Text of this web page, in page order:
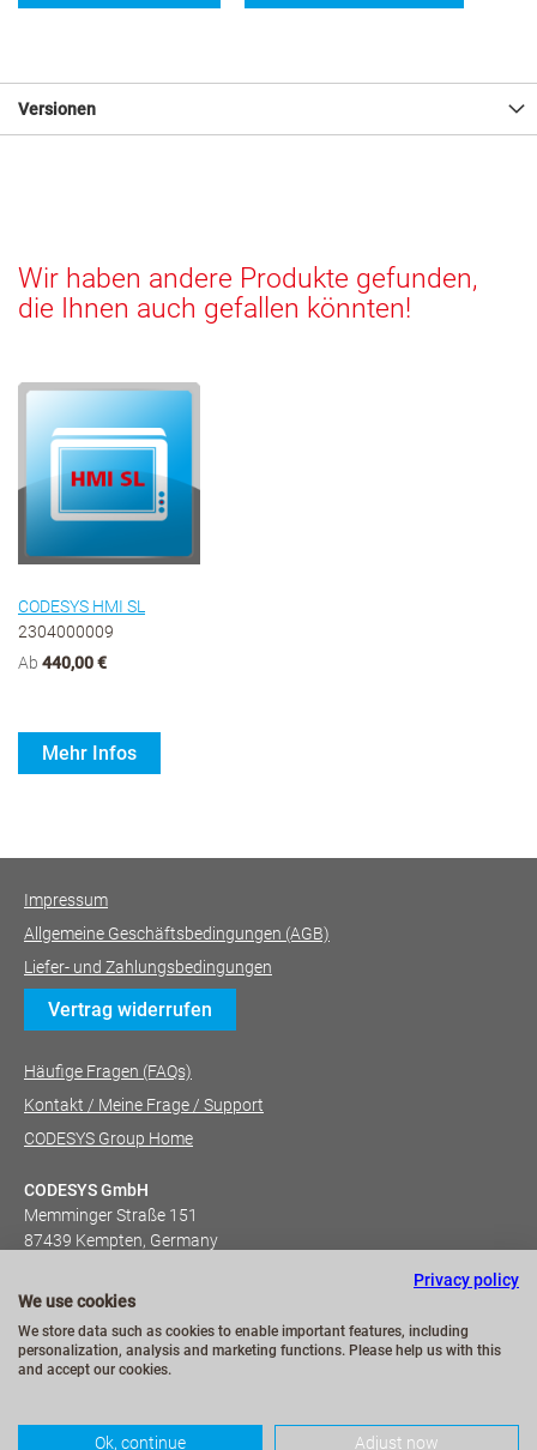
Versionen
Wir haben andere Produkte gefunden,
die Ihnen auch gefallen könnten!
CODESYS HMI SL
2304000009
Ab 440,00 €
Mehr Infos
Impressum
Allgemeine Geschäftsbedingungen (AGB)
Liefer- und Zahlungsbedingungen
Vertrag widerrufen
Häufige Fragen (FAQs)
Kontakt / Meine Frage / Support
CODESYS Group Home
CODESYS GmbH
Memminger Straße 151
87439 Kempten, Germany
Privacy policy
We use cookies
We store data such as cookies to enable important features, including
personalization, analysis and marketing functions. Please help us with this
and accept our cookies.
Ok, continue Adjust now